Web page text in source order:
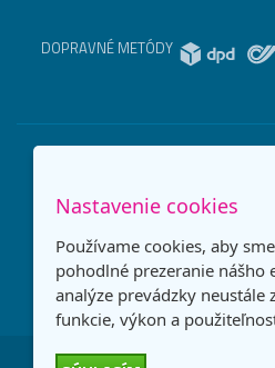
DOPRAVNÉ METÓDY
Nastavenie cookies
Používame cookies, aby
pohodlné prezeranie nášho
analýze prevádzky neustále
funkcie, výkon a